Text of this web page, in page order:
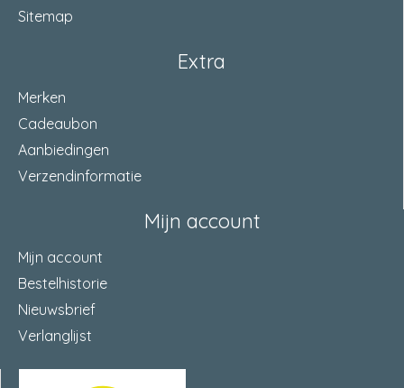
Sitemap
Extra
Merken
Cadeaubon
Aanbiedingen
Verzendinformatie
Mijn account
Mijn account
Bestelhistorie
Nieuwsbrief
Verlanglijst